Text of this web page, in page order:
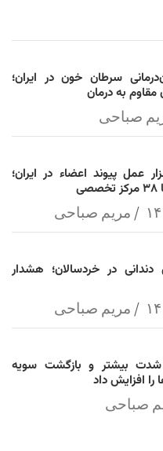
سرطان خون در ایران؛
مقاوم به درمان
صباحی
بیش از ۳۰ هزار عمل پیوند اعضاء در ایران؛
مریم صباحی
دندانی در خردسالان؛ هشدار
مریم صباحی
شدت بیشتر و بازگشت سویه
صباحی